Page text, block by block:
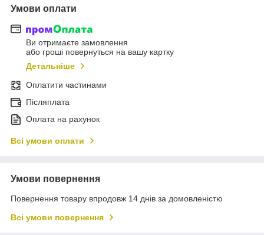
Умови оплати
Ви отримаєте замовлення
або гроші повернуться на вашу картку
Детальніше
Оплатити частинами
Післяплата
Оплата на рахунок
Всі умови оплати
Умови повернення
Повернення товару впродовж 14 днів за домовленістю
Всі умови повернення